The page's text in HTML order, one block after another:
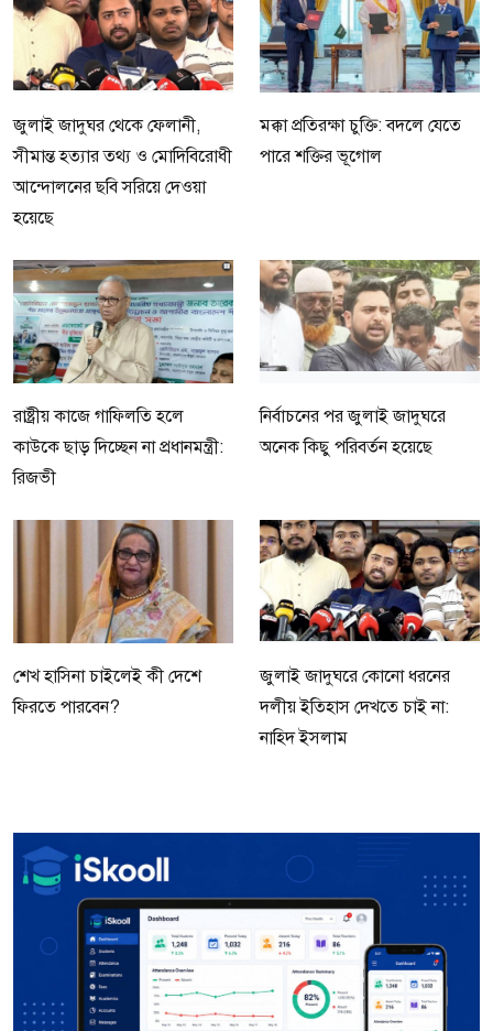
জুলাই জাদুঘর থেকে ফেলানী,
সীমান্ত হত্যার তথ্য ও মোদিবিরোধী
আন্দোলনের ছবি সরিয়ে দেওয়া
হয়েছে
মক্কা প্রতিরক্ষা চুক্তি: বদলে যেতে
পারে শক্তির ভূগোল
রাষ্ট্রীয় কাজে গাফিলতি হলে
কাউকে ছাড় দিচ্ছেন না প্রধানমন্ত্রী:
রিজভী
নির্বাচনের পর জুলাই জাদুঘরে
অনেক কিছু পরিবর্তন হয়েছে
শেখ হাসিনা চাইলেই কী দেশে
ফিরতে পারবেন?
জুলাই জাদুঘরে কোনো ধরনের
দলীয় ইতিহাস দেখতে চাই না:
নাহিদ ইসলাম